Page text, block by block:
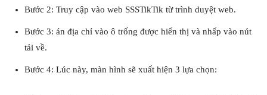
Bước 2: Truy cập vào web SSSTikTik từ trình duyệt web.
Bước 3: án địa chỉ vào ô trống được hiển thị và nhấp vào nút
tải về.
Bước 4: Lúc này, màn hình sẽ xuất hiện 3 lựa chọn: